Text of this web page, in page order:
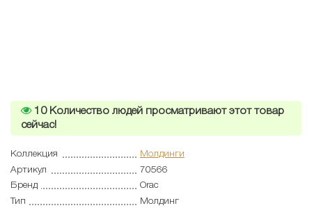
10Количество людей просматривают этот товар
сейчас!
Коллекция
Молдинги
Артикул
70566
Бренд
Orac
Тип
Молдинг